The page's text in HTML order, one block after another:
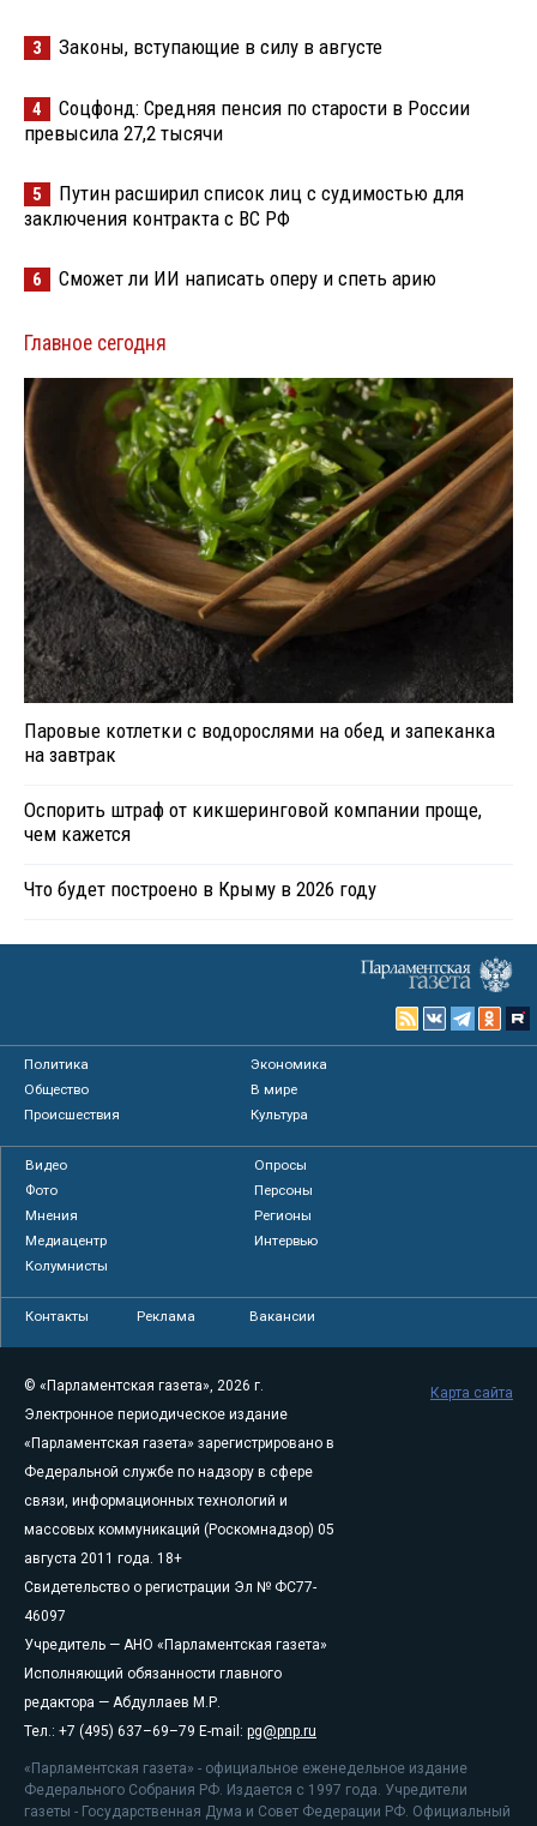
3 Законы, вступающие в силу в августе
4
Соцфонд: Средняя пенсия по старости в России
превысила 27,2 тысячи
5
Путин расширил список лиц с судимостью для
заключения контракта с ВС РФ
6 Сможет ли ИИ написать оперу и спеть арию
Главное сегодня
Паровые котлетки с водорослями на обед и запеканка
на завтрак
Оспорить штраф от кикшеринговой компании проще,
чем кажется
Что будет построено в Крыму в 2026 году
Политика
Экономика
Общество
В мире
Происшествия
Культура
Видео
Опросы
Фото
Персоны
Мнения
Регионы
Медиацентр
Интервью
Колумнисты
Контакты Реклама Вакансии
© «Парламентская газета», 2026 г.
Электронное периодическое издание
«Парламентская газета» зарегистрировано в
Федеральной службе по надзору в сфере
связи, информационных технологий и
массовых коммуникаций (Роскомнадзор) 05
августа 2011 года. 18+
Свидетельство о регистрации Эл № ФС77-
46097
Учредитель — АНО «Парламентская газета»
Исполняющий обязанности главного
редактора — Абдуллаев М.Р.
Тел.: +7 (495) 637–69–79 E-mail: pg@pnp.ru
«Парламентская газета» - официальное еженедельное издание
Федерального Собрания РФ. Издается с 1997 года. Учредители
газеты - Государственная Дума и Совет Федерации РФ. Официальный
Карта сайта